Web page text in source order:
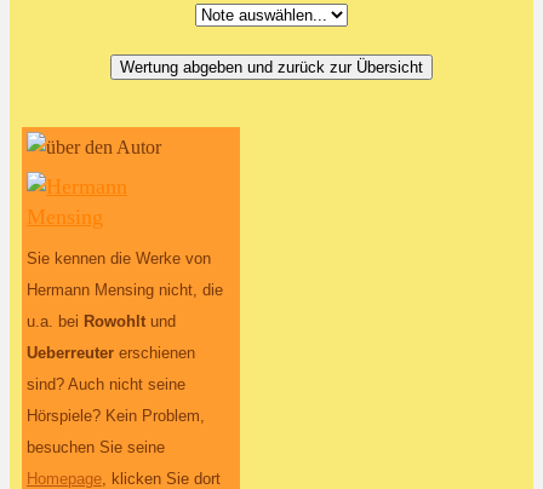
Sie kennen die Werke von
Hermann Mensing nicht, die
u.a. bei Rowohlt und
Ueberreuter erschienen
sind? Auch nicht seine
Hörspiele? Kein Problem,
besuchen Sie seine
Homepage, klicken Sie dort